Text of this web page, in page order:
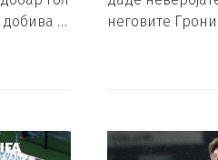
добива …
неговите